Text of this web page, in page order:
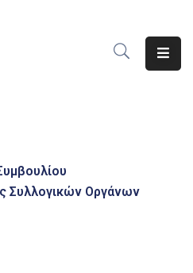
Συλλογικών Οργάνων